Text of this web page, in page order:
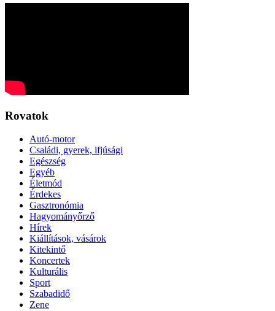
Rovatok
Autó-motor
Családi, gyerek, ifjúsági
Egészség
Egyéb
Életmód
Érdekes
Gasztronómia
Hagyományőrző
Hírek
Kiállítások, vásárok
Kitekintő
Koncertek
Kulturális
Sport
Szabadidő
Zene